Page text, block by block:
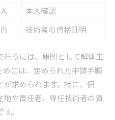
本人確認
技術者の資格証明
うには、原則として解体工
には、定められた申請手順
求められます。特に、個
や責任者、専任技術者の資
。